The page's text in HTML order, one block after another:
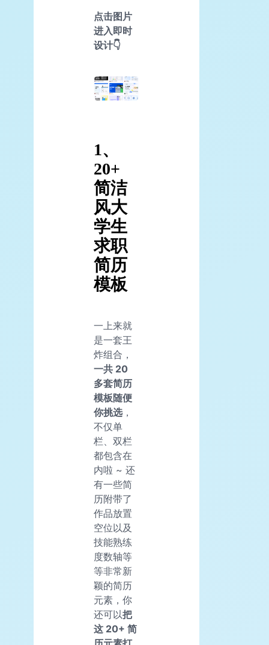
点击图片
进入即时
设计👇
1、
20+
简洁
风大
学生
求职
简历
模板
一上来就
是一套王
炸组合，
一共 20
多套简历
模板随便
你挑选，
不仅单
栏、双栏
都包含在
内啦 ~ 还
有一些简
历附带了
作品放置
空位以及
技能熟练
度数轴等
等非常新
颖的简历
元素，你
还可以把
这 20+ 简